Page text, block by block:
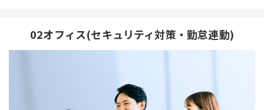
02オフィス(セキュリティ対策・勤怠連動)